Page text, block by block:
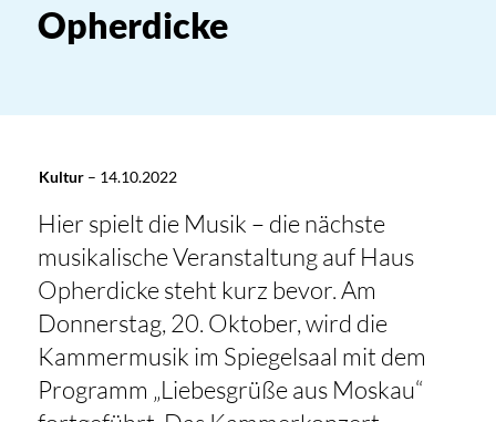
Opherdicke
Kultur– 14.10.2022
Hier spielt die Musik – die nächste
musikalische Veranstaltung auf Haus
Opherdicke steht kurz bevor. Am
Donnerstag, 20. Oktober, wird die
Kammermusik im Spiegelsaal mit dem
Programm „Liebesgrüße aus Moskau“